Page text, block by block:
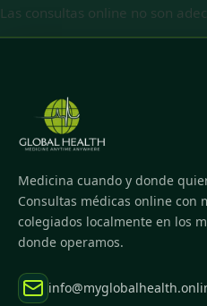
Las consultas online no son
Medicina cuando y donde
Consultas médicas online con
colegiados localmente en los
donde operamos.